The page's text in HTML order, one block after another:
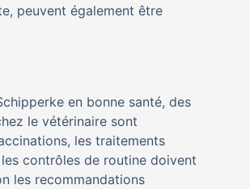
peuvent également être
en bonne santé, des
le vétérinaire sont
les traitements
contrôles de routine doivent
les recommandations